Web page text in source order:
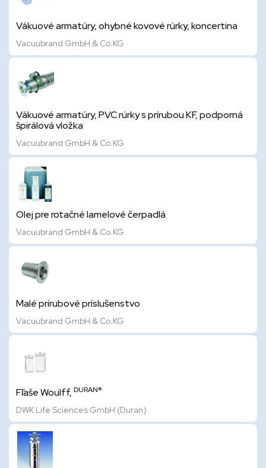
Vákuové armatúry, ohybné kovové rúrky, koncertina
Vacuubrand GmbH & Co.KG
Vákuové armatúry, PVC rúrky s prírubou KF, podporná
špirálová vložka
Vacuubrand GmbH & Co.KG
Olej pre rotačné lamelové čerpadlá
Vacuubrand GmbH & Co.KG
Malé prírubové príslušenstvo
Vacuubrand GmbH & Co.KG
Fľaše Woulff, DURAN®
DWK Life Sciences GmbH (Duran)